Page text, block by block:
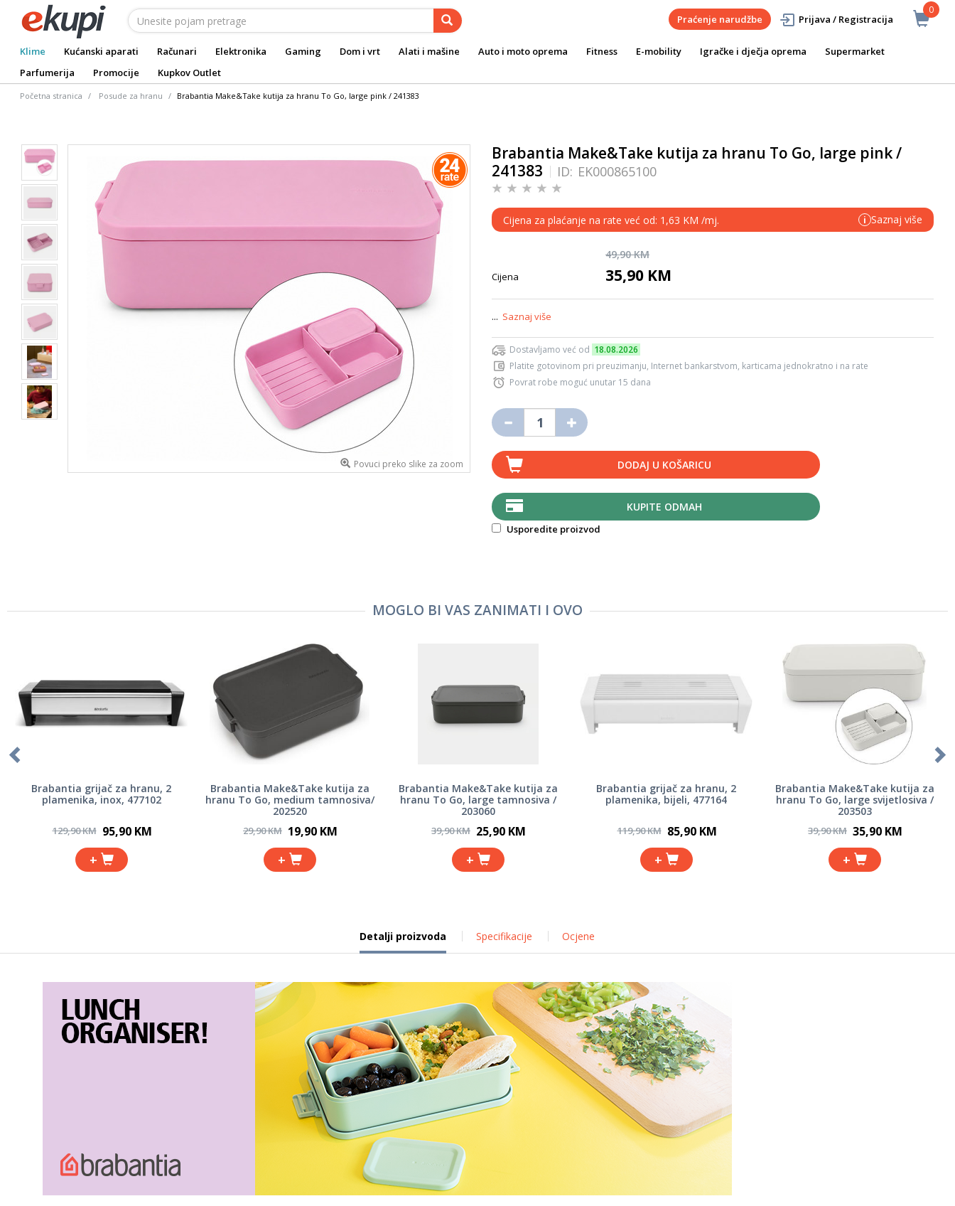
0
Praćenje narudžbe Prijava / Registracija
Klime Kućanski aparati Računari Elektronika Gaming Dom i vrt Alati i mašine Auto i moto oprema Fitness E-mobility Igračke i dječja oprema
Supermarket
Parfumerija
Promocije Kupkov Outlet
Početna stranica Posude za hranu Brabantia Make&Take kutija za hranu To Go, large pink / 241383
Povuci preko slike za zoom
Brabantia Make&Take kutija za hranu To Go, large pink /
241383
ID: EK000865100
Cijena za plaćanje na rate već od: 1,63 KM /mj. i Saznaj više
49,90 KM
Cijena 35,90 KM
... Saznaj više
Dostavljamo već od 18.08.2026
Platite gotovinom pri preuzimanju, Internet bankarstvom, karticama jednokratno i na rate
Povrat robe moguć unutar 15 dana
DODAJ U KOŠARICU
KUPITE ODMAH
Usporedite proizvod
MOGLO BI VAS ZANIMATI I OVO
Brabantia grijač za hranu, 2
plamenika, inox, 477102
129,90 KM 95,90 KM
+
Brabantia Make&Take kutija za
hranu To Go, medium tamnosiva/
202520
29,90 KM 19,90 KM
+
Brabantia Make&Take kutija za
hranu To Go, large tamnosiva /
203060
39,90 KM 25,90 KM
+
Brabantia grijač za hranu, 2
plamenika, bijeli, 477164
119,90 KM 85,90 KM
+
Brabantia Make&Take kutija za
hranu To Go, large svijetlosiva /
203503
39,90 KM 35,90 KM
+
Detalji proizvoda Specifikacije Ocjene